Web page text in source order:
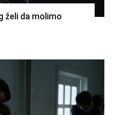
želi da molimo